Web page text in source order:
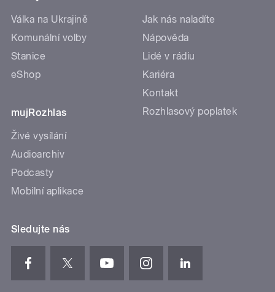
Válka na Ukrajině
Komunální volby
Stanice
eShop
mujRozhlas
Živé vysílání
Audioarchiv
Podcasty
Mobilní aplikace
Jak nás naladíte
Nápověda
Lidé v rádiu
Kariéra
Kontakt
Rozhlasový poplatek
Sledujte nás